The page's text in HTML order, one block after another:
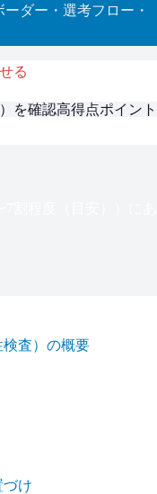
ーダー・選考フロー・
る
）を確認高得点ポイント
検査）の概要
づけ